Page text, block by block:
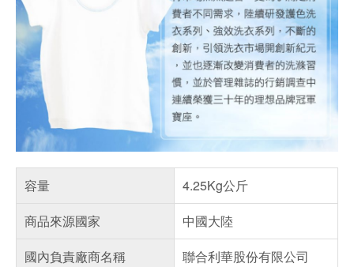
容量
4.25Kg公斤
商品來源國家
中國大陸
國內負責廠商名稱
聯合利華股份有限公司